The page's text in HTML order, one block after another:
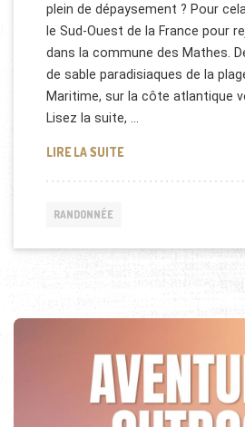
plein de dépaysement ? Pour
le Sud-Ouest de la France pour
dans la commune des Mathes.
de sable paradisiaques de la
Maritime, sur la côte atlantique
Lisez la suite, …
LIRE LA SUITEDESTINATION LA
RANDONNÉE